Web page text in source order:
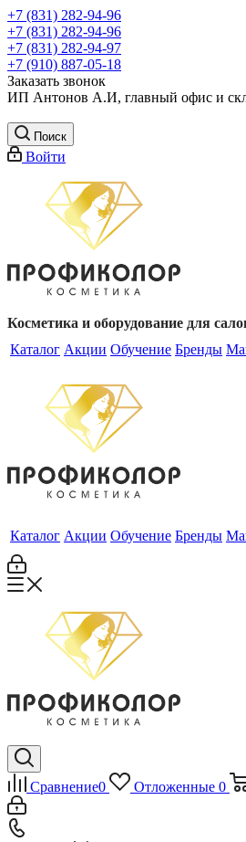
+7 (831) 282-94-96
+7 (831) 282-94-96
+7 (831) 282-94-97
+7 (910) 887-05-18
Заказать звонок
ИП Антонов А.И, главный офис и
Поиск
Войти
Косметика и оборудование для
Каталог Акции Обучение Бренды
Каталог Акции Обучение Бренды
Сравнение0 Отложенные 0